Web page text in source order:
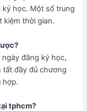
ký học. Một số trung
kiệm thời gian.
đăng ký học,
tất đầy đủ chương
hợp.
tphcm?